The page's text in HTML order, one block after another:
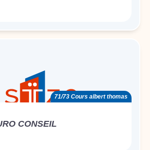
71/73 Cours albert thomas
CONSEIL